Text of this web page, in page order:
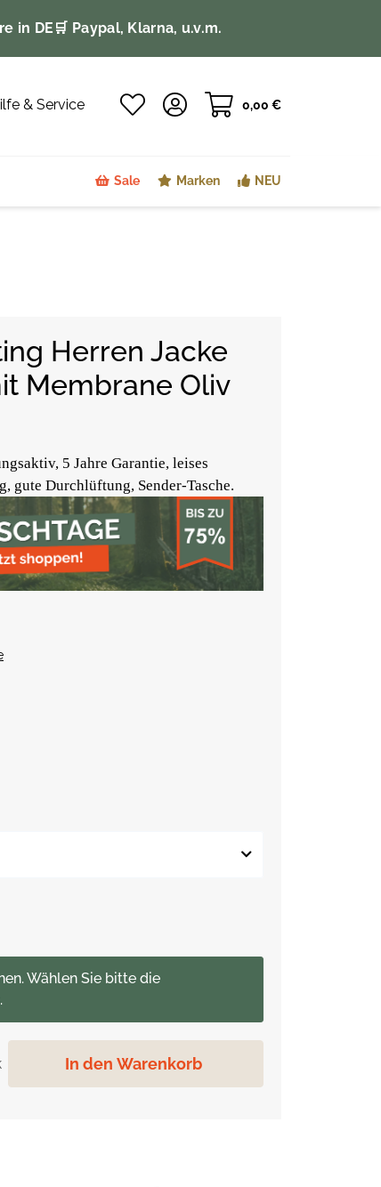
in DE 🛒 Paypal, Klarna, u.v.m.
& Service 0,00 €
Sale Marken NEU
Herren Jacke
Membrane Oliv
5 Jahre Garantie, leises
gute Durchlüftung, Sender-Tasche.
In den Warenkorb
Wählen Sie bitte die